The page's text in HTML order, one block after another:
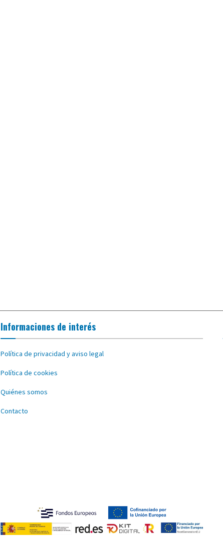
Informaciones de interés
Política de privacidad y aviso legal
Política de cookies
Quiénes somos
Contacto